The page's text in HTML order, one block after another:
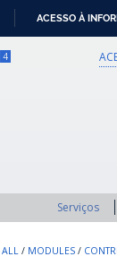
ACESSO À
4
Serviços
ALL / MODULES /